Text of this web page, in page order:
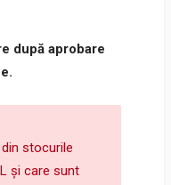
după aprobare
stocurile
și care sunt